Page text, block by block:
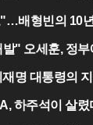
배형빈의 10
" 오세훈, 정부
명 대통령의 지
하주석이 살렸